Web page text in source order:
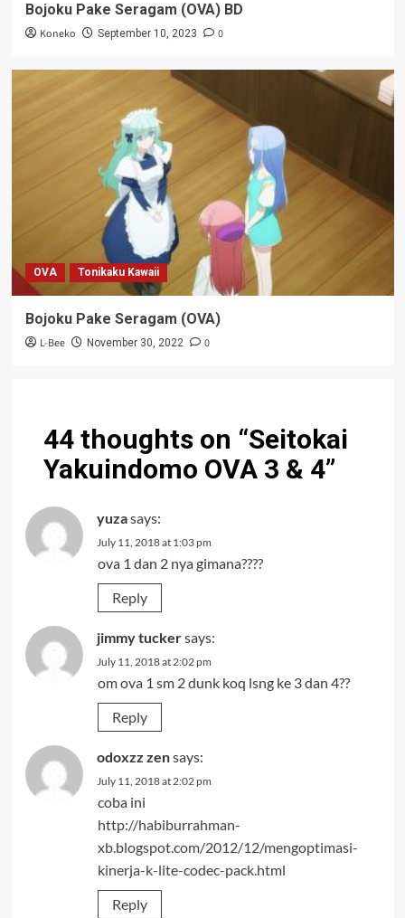
Bojoku Pake Seragam (OVA) BD
Koneko September 10, 2023 0
OVA Tonikaku Kawaii
Bojoku Pake Seragam (OVA)
L-Bee November 30, 2022 0
44 thoughts on “Seitokai
Yakuindomo OVA 3 & 4”
yuzasays:
July 11, 2018 at 1:03 pm
ova 1 dan 2 nya gimana????
Reply
jimmy tuckersays:
July 11, 2018 at 2:02 pm
om ova 1 sm 2 dunk koq lsng ke 3 dan 4??
Reply
odoxzz zensays:
July 11, 2018 at 2:02 pm
coba ini
http://habiburrahman-
xb.blogspot.com/2012/12/mengoptimasi-
kinerja-k-lite-codec-pack.html
Reply